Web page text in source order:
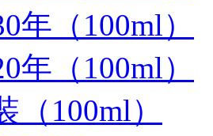
年（100ml）
年（100ml）
（100ml）